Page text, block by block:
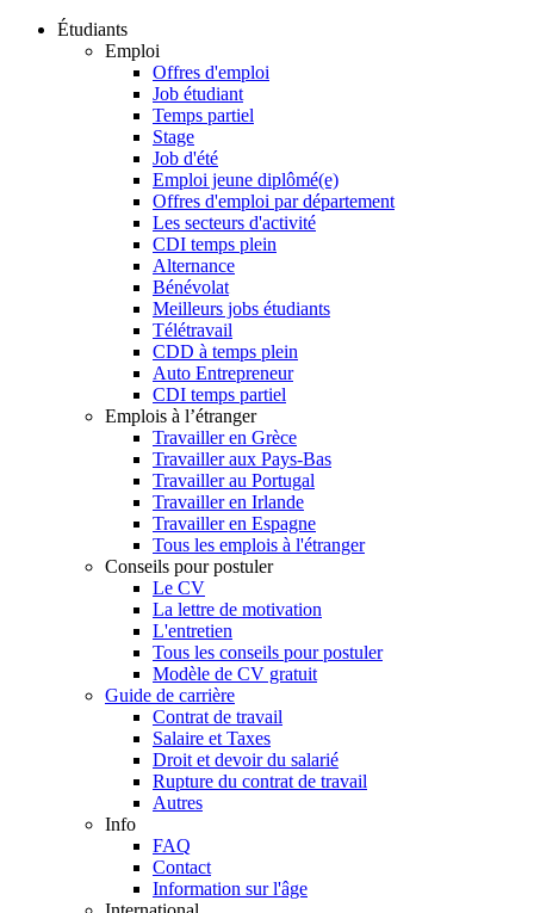
Étudiants
Emploi
Offres d'emploi
Job étudiant
Temps partiel
Stage
Job d'été
Emploi jeune diplômé(e)
Offres d'emploi par département
Les secteurs d'activité
CDI temps plein
Alternance
Bénévolat
Meilleurs jobs étudiants
Télétravail
CDD à temps plein
Auto Entrepreneur
CDI temps partiel
Emplois à l’étranger
Travailler en Grèce
Travailler aux Pays-Bas
Travailler au Portugal
Travailler en Irlande
Travailler en Espagne
Tous les emplois à l'étranger
Conseils pour postuler
Le CV
La lettre de motivation
L'entretien
Tous les conseils pour postuler
Modèle de CV gratuit
Guide de carrière
Contrat de travail
Salaire et Taxes
Droit et devoir du salarié
Rupture du contrat de travail
Autres
Info
FAQ
Contact
Information sur l'âge